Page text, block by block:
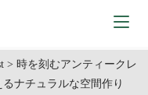
> 時を刻むアンティークレ
ナチュラルな空間作り